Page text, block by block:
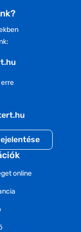
online